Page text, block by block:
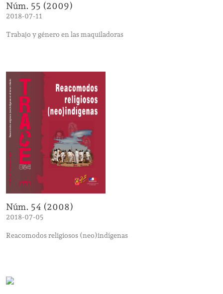
Núm. 55 (2009)
2018-07-11
Trabajo y género en las maquiladoras
Núm. 54 (2008)
2018-07-05
Reacomodos religiosos (neo)indígenas